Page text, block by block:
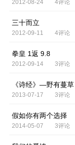
2012-08-24 4评论
三十而立
2012-09-11 4评论
拳皇 1返 9.8
2012-09-14 3评论
《诗经》—野有蔓草
2013-07-17 3评论
假如你有两个选择
2014-05-07 3评论